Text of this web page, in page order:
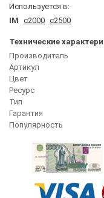
Используется в:
IM c2000 c2500
Технические
Производитель
Артикул
Цвет
Ресурс
Тип
Гарантия
Популярность